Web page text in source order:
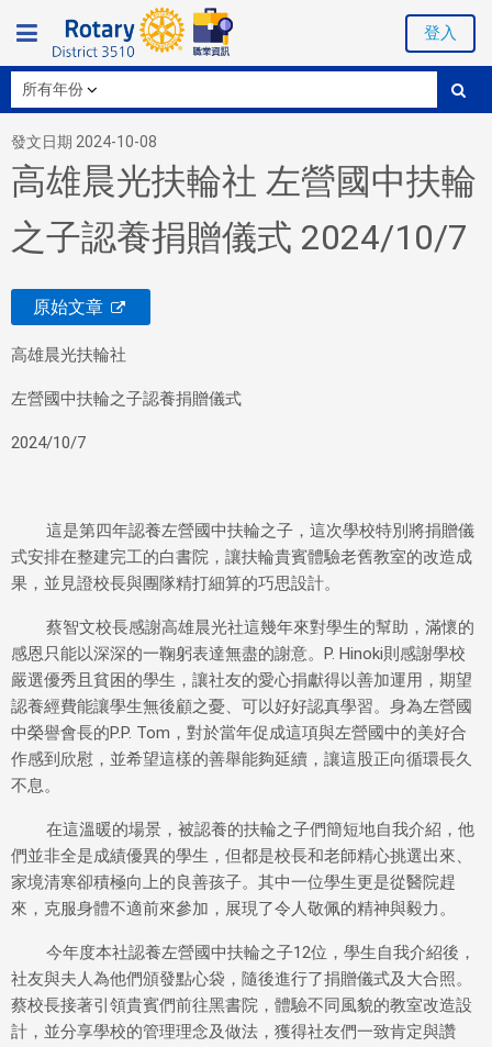
登入
發文日期 2024-10-08
高雄晨光扶輪社 左營國中扶輪
之子認養捐贈儀式 2024/10/7
原始文章
高雄晨光扶輪社
左營國中扶輪之子認養捐贈儀式
2024/10/7
這是第四年認養左營國中扶輪之子，這次學校特別將捐贈儀
式安排在整建完工的白書院，讓扶輪貴賓體驗老舊教室的改造成
果，並見證校長與團隊精打細算的巧思設計。
蔡智文校長感謝高雄晨光社這幾年來對學生的幫助，滿懷的
感恩只能以深深的一鞠躬表達無盡的謝意。 P. Hinoki則感謝學校
嚴選優秀且貧困的學生，讓社友的愛心捐獻得以善加運用，期望
認養經費能讓學生無後顧之憂、可以好好認真學習。身為左營國
中榮譽會長的P.P. Tom ，對於當年促成這項與左營國中的美好合
作感到欣慰，並希望這樣的善舉能夠延續，讓這股正向循環長久
不息。
在這溫暖的場景，被認養的扶輪之子們簡短地自我介紹，他
們並非全是成績優異的學生，但都是校長和老師精心挑選出來、
家境清寒卻積極向上的良善孩子。其中一位學生更是從醫院趕
來，克服身體不適前來參加，展現了令人敬佩的精神與毅力。
今年度本社認養左營國中扶輪之子12位，學生自我介紹後，
社友與夫人為他們頒發點心袋，隨後進行了捐贈儀式及大合照。
蔡校長接著引領貴賓們前往黑書院，體驗不同風貌的教室改造設
計，並分享學校的管理理念及做法，獲得社友們一致肯定與讚